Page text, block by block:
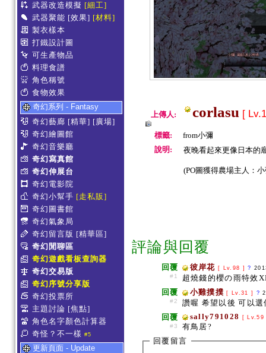
武器改造模擬 [細工]
武器聚能 [效果] [材料]
製衣樣本
打鐵設計圖
可生產物品
料理食譜
角色稱號
食物效果
奇幻系列 - Fantasy
奇幻藝廊 [精華] [廣場]
奇幻繪圖館
奇幻音樂廳
奇幻寫真館
奇幻伸展台
奇幻電影院
奇幻小幫手 [走私販]
奇幻圖書館
奇幻氣象局
奇幻留言版 [精華區]
奇幻閒聊區
奇幻遊戲看板查詢器
奇幻交易版
奇幻序號分享版
奇幻投票所
主題討論 [焦點]
角色名字顏色計算器
奇怪？不一樣 #5
更新頁面 - Update
上傳人: corlasu [
標籤:
from小彌
說明:
夜晚看起來更像日本的
(PO圖獲得農場主人：
評論與回覆
回覆
#1
彼岸花 [ Lv.98 ]?
超燒錢的櫻の雨特效
回覆
#2
小雞撲撲 [ Lv.31 ] ?
讚喔 希望以後 可以
回覆
#3
sally791028 [
有鳥居?
回覆留言